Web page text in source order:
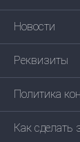
Новости
Реквизиты
Политика
Как сделать